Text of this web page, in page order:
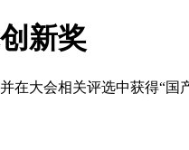
新奖
在大会相关评选中获得“国